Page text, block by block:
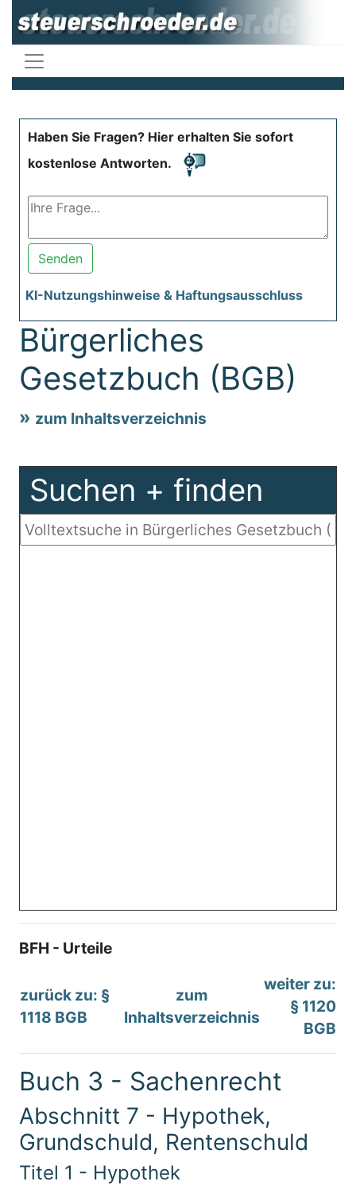
Haben Sie Fragen? Hier erhalten Sie sofort
kostenlose Antworten.
Senden
KI-Nutzungshinweise & Haftungsausschluss
Bürgerliches
Gesetzbuch (BGB)
zum Inhaltsverzeichnis
Suchen + finden
BFH - Urteile
zurück zu: §
1118 BGB
zum
Inhaltsverzeichnis
weiter zu:
§ 1120
BGB
Buch 3 - Sachenrecht
Abschnitt 7 - Hypothek,
Grundschuld, Rentenschuld
Titel 1 - Hypothek